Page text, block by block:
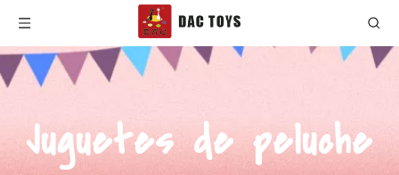
Juguetes de peluche